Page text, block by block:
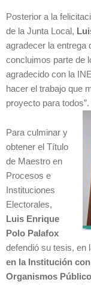
Posterior a la
de la Junta Local,
agradecer la entrega
concluimos parte de
agradecido con la
hacer el trabajo que
proyecto para todos”.
Para culminar y
obtener el Título
de Maestro en
Procesos e
Instituciones
Electorales,
Luis Enrique
Polo Palafox
defendió su tesis, en
en la Institución
Organismos